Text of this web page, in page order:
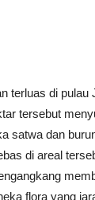
terluas di pulau
tersebut
satwa dan
di areal
flora yang